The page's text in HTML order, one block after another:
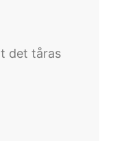
det tåras